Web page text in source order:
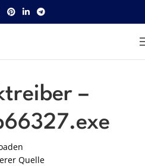
–
Quelle